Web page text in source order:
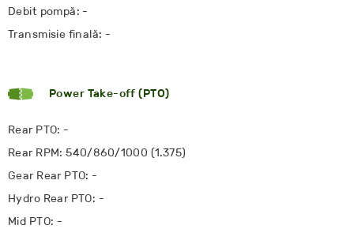
Debit pompă: -
Transmisie finală: -
Power Take-off (PTO)
Rear PTO: -
Rear RPM: 540/860/1000 (1.375)
Gear Rear PTO: -
Hydro Rear PTO: -
Mid PTO: -